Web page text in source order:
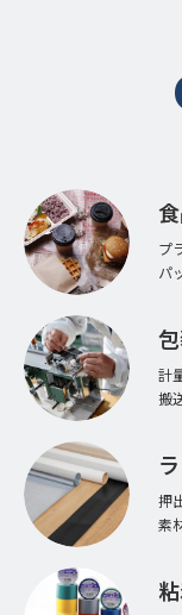
プ
パ
計
搬
押
素